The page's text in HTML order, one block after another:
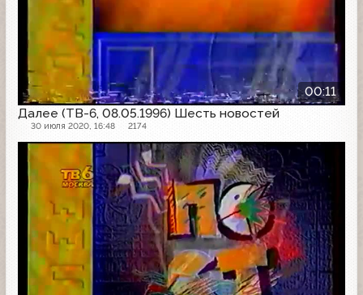
00:11
Далее (ТВ-6, 08.05.1996) Шесть новостей
30 июля 2020, 16:48 2174
Далее